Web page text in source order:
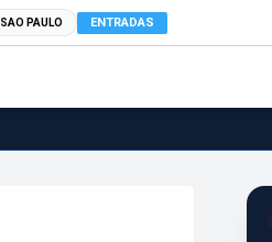
SAO PAULO ENTRADAS